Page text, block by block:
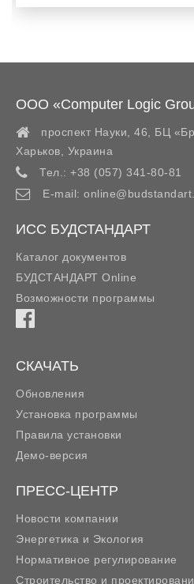
ООО «Computer Logic
проспект Науки, 46, БЦ
Харьков
Украина
Тел.: +38 (057) 341-80-81
E-mail:
ИСС БУДСТАНДАРТ
Каталог документов
БУДСТАНДАРТ Online
Возможности программы
СКАЧАТЬ
Обновления
Установка программы
Правила установки
Демо-версия
ПРЕСС-ЦЕНТР
Новости компании
Энергетика и Экология
Нормативное регулирование
Строительство и